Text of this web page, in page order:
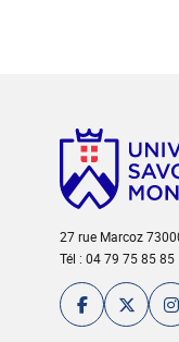
27 rue Marcoz
Tél : 04 79 75 85 85